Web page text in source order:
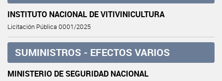
INSTITUTO NACIONAL DE VITIVINICULTURA
Licitación Pública 0001/2025
SUMINISTROS - EFECTOS VARIOS
MINISTERIO DE SEGURIDAD NACIONAL